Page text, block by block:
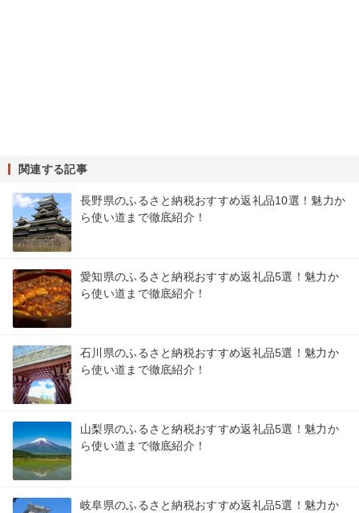
関連する記事
長野県のふるさと納税おすすめ返礼品10選！魅力か
ら使い道まで徹底紹介！
愛知県のふるさと納税おすすめ返礼品5選！魅力か
ら使い道まで徹底紹介！
石川県のふるさと納税おすすめ返礼品5選！魅力か
ら使い道まで徹底紹介！
山梨県のふるさと納税おすすめ返礼品5選！魅力か
ら使い道まで徹底紹介！
岐阜県のふるさと納税おすすめ返礼品5選！魅力か